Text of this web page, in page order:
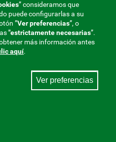
Aviso legal|Privacidad
la Seguridad Social, 275.
” consideramos que
puede configurarlas a su
”Ver preferencias”, o
"estrictamentenecesarias”.
más información antes
aquí.
Ver preferencias